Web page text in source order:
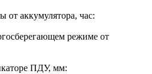
от аккумулятора, час:
режиме от
ПДУ, мм: